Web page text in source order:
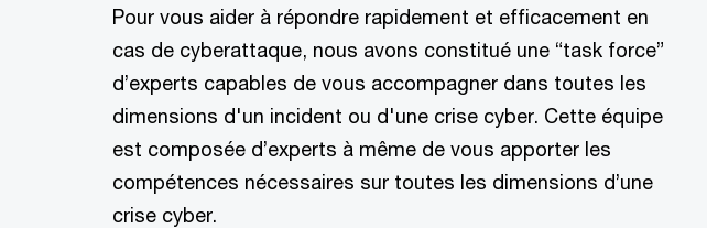
Pour vous aider à répondre rapidement et efficacement en
cas de cyberattaque, nous avons constitué une “task force”
d’experts capables de vous accompagner dans toutes les
dimensions d'un incident ou d'une crise cyber. Cette équipe
est composée d’experts à même de vous apporter les
compétences nécessaires sur toutes les dimensions d’une
crise cyber.